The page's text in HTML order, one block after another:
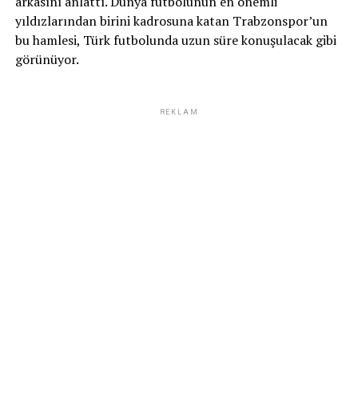
yıldızlarından birini kadrosuna katan Trabzonspor’un
bu hamlesi, Türk futbolunda uzun süre konuşulacak gibi
görünüyor.
REKLAM